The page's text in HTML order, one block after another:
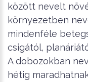
között nevelt
környezetben
mindenféle
csigától,
A dobozokban
hétig